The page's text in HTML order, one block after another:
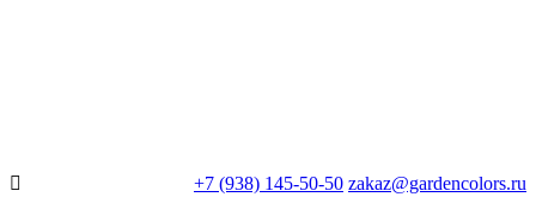
+7 (938) 145-50-50 zakaz@gardencolors.ru